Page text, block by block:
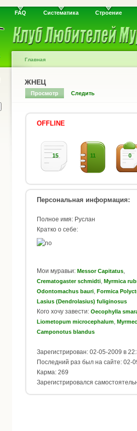
FAQ Систематика Строение
Главная
ЖНЕЦ
Просмотр Следить
OFFLINE
15 11 0
Персональная информация:
Полное имя: Руслан
Кратко о себе:
Мои муравьи: Messor Capitatus
Crematogaster schmidti Myrmica
Odontomachus bauri Formica
Lasius (Dendrolasius) fuliginosus
Кого хочу завести: Oecophylla
Liometopum microcephalum
Camponotus blandus
Зарегистрирован: 02-05-2009 в
Последний раз был на сайте: 02-
Карма: 269
Зарегистрировался